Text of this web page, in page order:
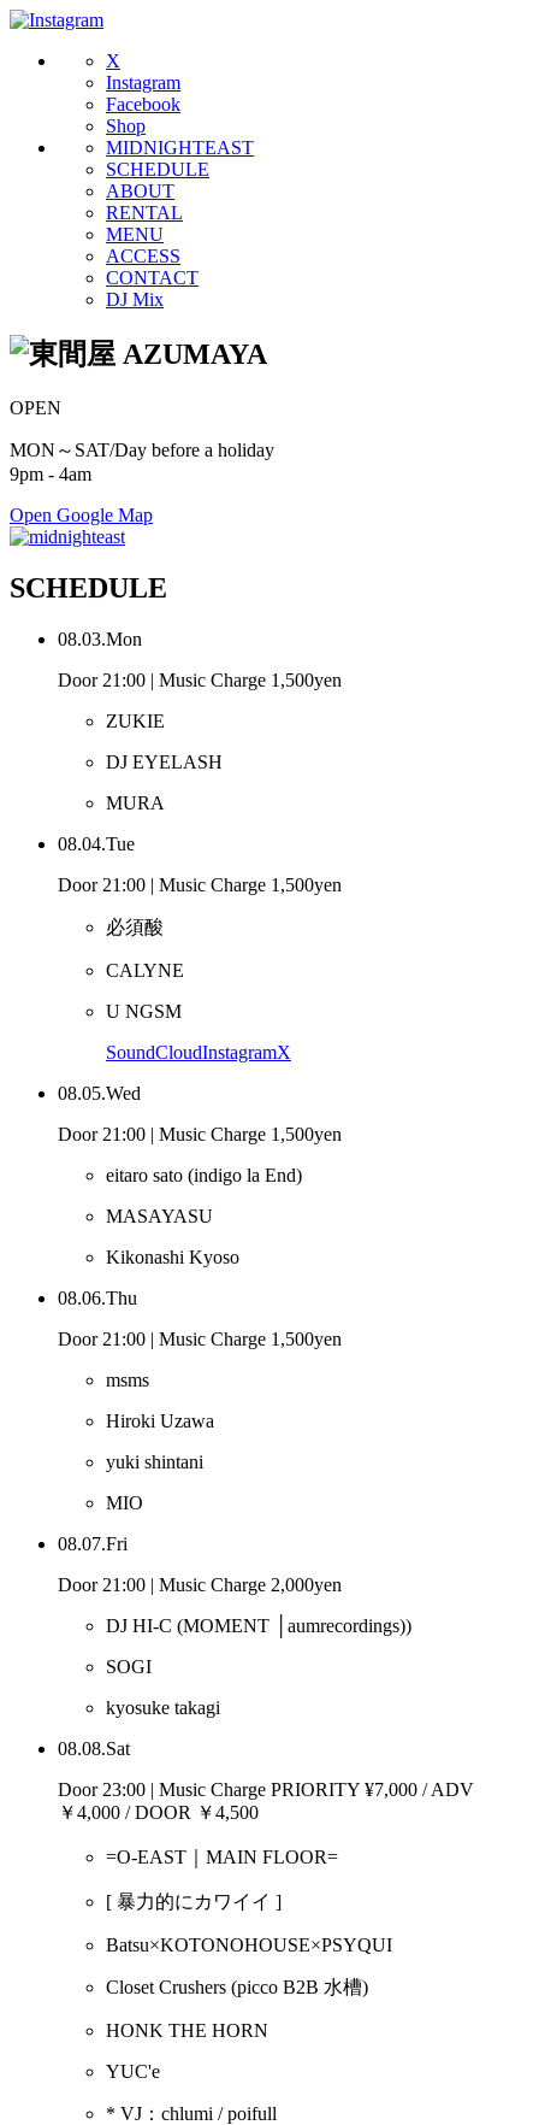
X
Instagram
Facebook
Shop
MIDNIGHTEAST
SCHEDULE
ABOUT
RENTAL
MENU
ACCESS
CONTACT
DJ Mix
OPEN
MON～SAT/Day before a holiday
9pm - 4am
Open Google Map
SCHEDULE
08.03.Mon
Door 21:00 | Music Charge 1,500yen
ZUKIE
DJ EYELASH
MURA
08.04.Tue
Door 21:00 | Music Charge 1,500yen
必須酸
CALYNE
U NGSM
SoundCloudInstagramX
08.05.Wed
Door 21:00 | Music Charge 1,500yen
eitaro sato (indigo la End)
MASAYASU
Kikonashi Kyoso
08.06.Thu
Door 21:00 | Music Charge 1,500yen
msms
Hiroki Uzawa
yuki shintani
MIO
08.07.Fri
Door 21:00 | Music Charge 2,000yen
DJ HI-C (MOMENT │aumrecordings))
SOGI
kyosuke takagi
08.08.Sat
Door 23:00 | Music Charge PRIORITY ¥7,000 / ADV
￥4,000 / DOOR ￥4,500
=O-EAST｜MAIN FLOOR=
[ 暴力的にカワイイ ]
Batsu×KOTONOHOUSE×PSYQUI
Closet Crushers (picco B2B 水槽)
HONK THE HORN
YUC'e
* VJ：chlumi / poifull